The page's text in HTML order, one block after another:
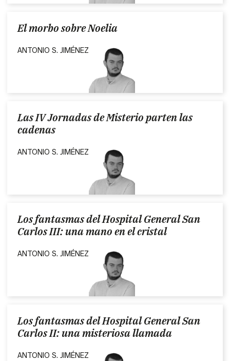
El morbo sobre Noelia
ANTONIO S. JIMÉNEZ
Las IV Jornadas de Misterio parten las
cadenas
ANTONIO S. JIMÉNEZ
Los fantasmas del Hospital General San
Carlos III: una mano en el cristal
ANTONIO S. JIMÉNEZ
Los fantasmas del Hospital General San
Carlos II: una misteriosa llamada
ANTONIO S. JIMÉNEZ